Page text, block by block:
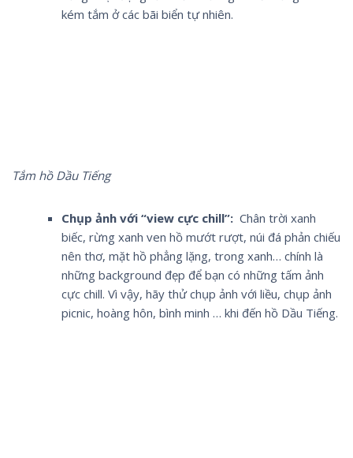
kém tắm ở các bãi biển tự nhiên.
Tắm hồ Dầu Tiếng
Chụp ảnh với “view cực chill”:Chân trời xanh
biếc, rừng xanh ven hồ mướt rượt, núi đá phản chiếu
nên thơ, mặt hồ phẳng lặng, trong xanh… chính là
những background đẹp để bạn có những tấm ảnh
cực chill. Vì vậy, hãy thử chụp ảnh với liều, chụp ảnh
picnic, hoàng hôn, bình minh … khi đến hồ Dầu Tiếng.